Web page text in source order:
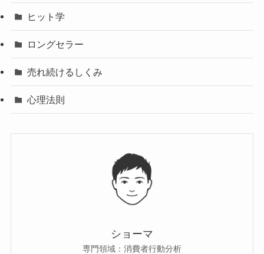
ヒット学
ロングセラー
売れ続けるしくみ
心理法則
ショーマ
専門領域：消費者行動分析